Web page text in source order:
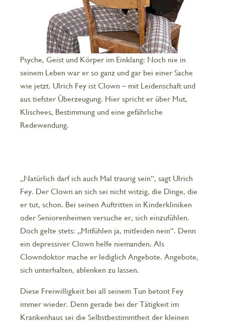
Psyche, Geist und Körper im Einklang: Noch nie in
seinem Leben war er so ganz und gar bei einer Sache
wie jetzt. Ulrich Fey ist Clown – mit Leidenschaft und
aus tiefster Überzeugung. Hier spricht er über Mut,
Klischees, Bestimmung und eine gefährliche
Redewendung.
„Natürlich darf ich auch Mal traurig sein“, sagt Ulrich
Fey. Der Clown an sich sei nicht witzig, die Dinge, die
er tut, schon. Bei seinen Auftritten in Kinderkliniken
oder Seniorenheimen versuche er, sich einzufühlen.
Doch gelte stets: „Mitfühlen ja, mitleiden nein“. Denn
ein depressiver Clown helfe niemanden. Als
Clowndoktor mache er lediglich Angebote. Angebote,
sich unterhalten, ablenken zu lassen.
Diese Freiwilligkeit bei all seinem Tun betont Fey
immer wieder. Denn gerade bei der Tätigkeit im
Krankenhaus sei die Selbstbestimmtheit der kleinen